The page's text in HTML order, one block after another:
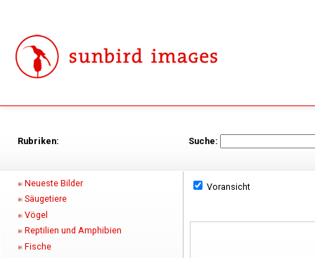
Rubriken: Suche:
Neueste Bilder
Säugetiere
Vögel
Reptilien und Amphibien
Fische
Voransicht